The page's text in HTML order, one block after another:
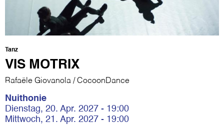
Tanz
VIS MOTRIX
Rafaële Giovanola / CocoonDance
Nuithonie
Dienstag, 20. Apr. 2027 - 19:00
Mittwoch, 21. Apr. 2027 - 19:00